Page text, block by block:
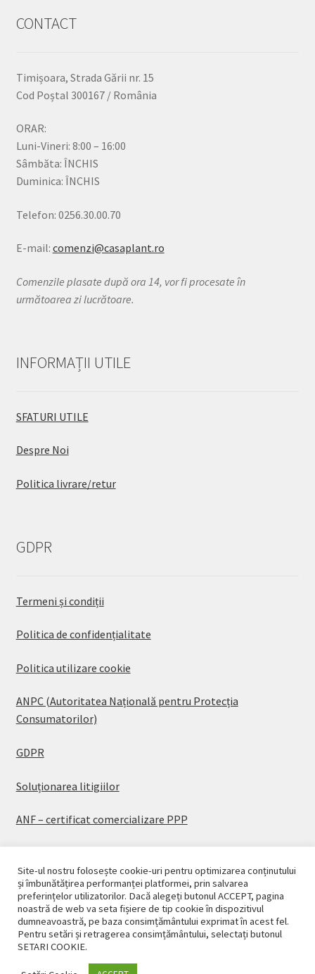
CONTACT
Timișoara, Strada Gării nr. 15
Cod Poștal 300167 / România
ORAR:
Luni-Vineri: 8:00 – 16:00
Sâmbăta: ÎNCHIS
Duminica: ÎNCHIS
Telefon: 0256.30.00.70
E-mail: comenzi@casaplant.ro
Comenzile plasate după ora 14, vor fi procesate în
următoarea zi lucrătoare.
INFORMAȚII UTILE
SFATURI UTILE
Despre Noi
Politica livrare/retur
GDPR
Termeni și condiții
Politica de confidențialitate
Politica utilizare cookie
ANPC (Autoritatea Națională pentru Protecția
Consumatorilor)
GDPR
Soluționarea litigiilor
ANF – certificat comercializare PPP
© CASAPLANT 2026
Politică de confidențialitate
Site-ul nostru folosește cookie-uri pentru optimizarea conținutului
și îmbunătățirea performanței platformei, prin salvarea
preferințelor utilizatorilor. Dacă alegeți butonul ACCEPT, pagina
noastră de web va seta fișiere de tip cookie în dispozitivul
dumneavoastră, pe baza consimțământului exprimat în acest fel.
Pentru setări și retragerea consimțământului, selectați butonul
SETARI COOKIE.